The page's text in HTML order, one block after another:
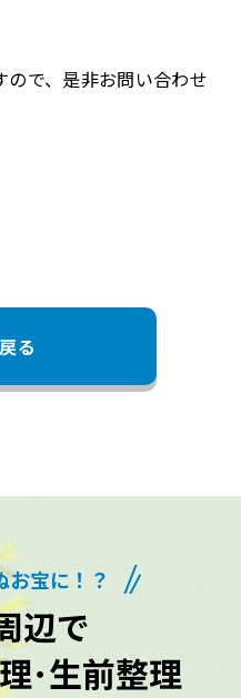
で、是非お問い合わせ
る
お宝に！？
辺で
･生前整理